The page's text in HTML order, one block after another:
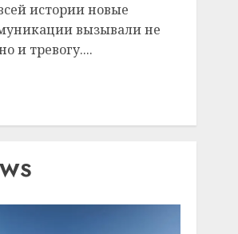
истории новые
вызывали не
и тревогу....